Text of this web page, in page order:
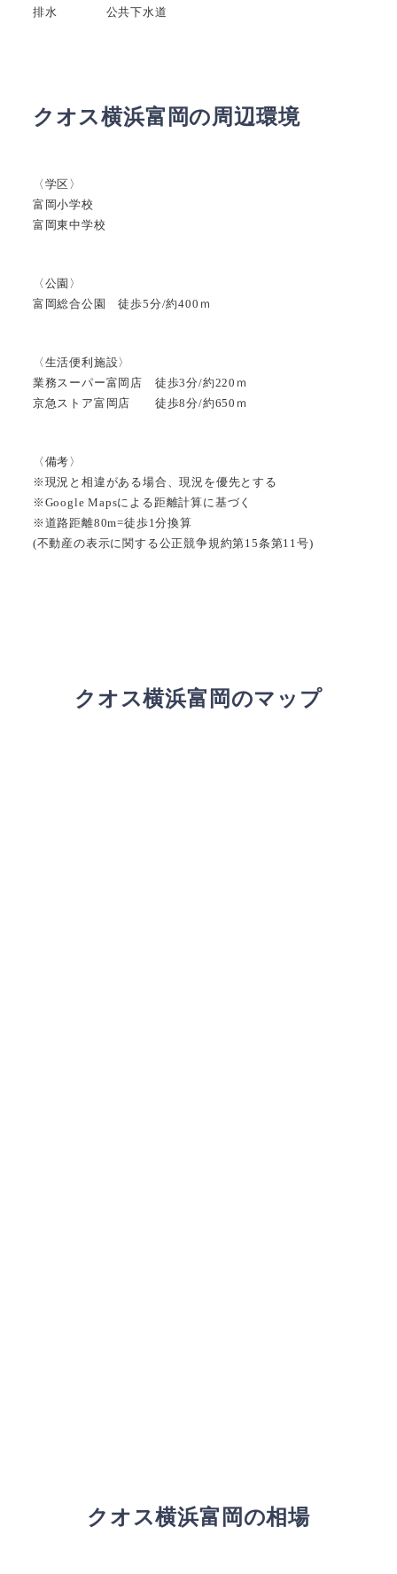
排水 公共下水道
クオス横浜富岡の周辺環境
〈学区〉
富岡小学校
富岡東中学校
〈公園〉
富岡総合公園 徒歩5分/約400ｍ
〈生活便利施設〉
業務スーパー富岡店 徒歩3分/約220ｍ
京急ストア富岡店 徒歩8分/約650ｍ
〈備考〉
※現況と相違がある場合、現況を優先とする
※Google Mapsによる距離計算に基づく
※道路距離80m=徒歩1分換算
(不動産の表示に関する公正競争規約第15条第11号)
クオス横浜富岡のマップ
クオス横浜富岡の相場